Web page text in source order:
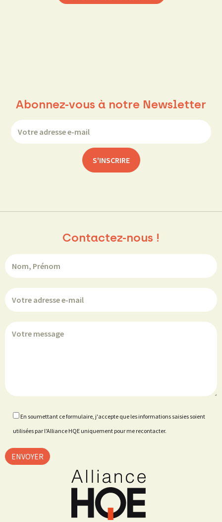
Abonnez-vous à notre Newsletter
Contactez-nous !
En soumettant ce formulaire, j'accepte que les informations saisies soient
utilisées par l'Alliance HQE uniquement pour me recontacter.